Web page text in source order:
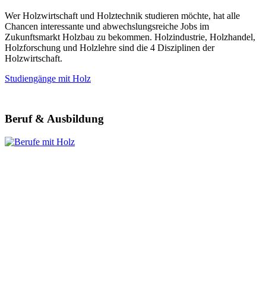
Wer Holzwirtschaft und Holztechnik studieren möchte, hat alle
Chancen interessante und abwechslungsreiche Jobs im
Zukunftsmarkt Holzbau zu bekommen. Holzindustrie, Holzhandel,
Holzforschung und Holzlehre sind die 4 Disziplinen der
Holzwirtschaft.
Studiengänge mit Holz
Beruf & Ausbildung